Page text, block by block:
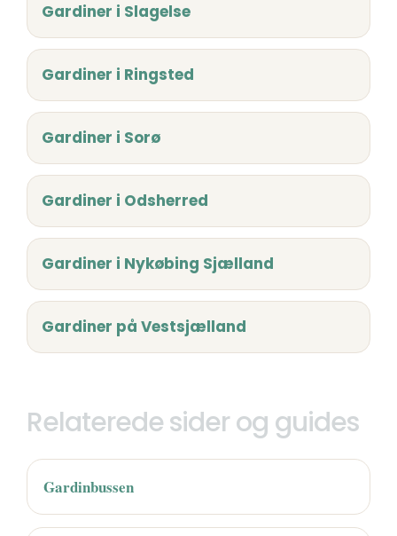
Gardiner i Slagelse
Gardiner i Ringsted
Gardiner i Sorø
Gardiner i Odsherred
Gardiner i Nykøbing Sjælland
Gardiner på Vestsjælland
Relaterede sider og guides
Gardinbussen